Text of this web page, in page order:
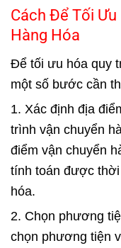
Cách Để Tối Ưu
Hàng Hóa
Để tối ưu hóa quy
một số bước cần
1. Xác định địa
trình vận chuyển
điểm vận chuyển
tính toán được
hóa.
2. Chọn phương
chọn phương tiện